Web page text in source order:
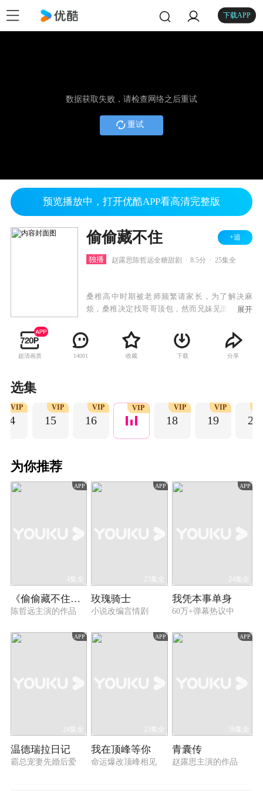
下载APP
数据获取失败，请检查网络之后重试
重试
预览播放中，打开优酷APP看高清完整版
偷偷藏不住 +追
独播 赵露思陈哲远全糖甜剧 8.5分 25集全
桑稚高中时期被老师频繁请家长，为了解决麻
烦，桑稚决定找哥哥顶包，然而兄妹见面就互怼
许，在桑稚的苦求要挟下，段嘉许帮桑稚去学校
见老师，两人因此结缘，段嘉许从此更是把桑稚
当成自己的亲妹妹爱护。随着段嘉许大学毕业，
嘉许一直以来的压力来源，她想要保护这个一直
对自己很好的大哥哥，重拾埋藏心底的暗恋。在
展开
超清画质 14001 收藏 下载 分享
选集
14
VIP
15
VIP
16
VIP VIP
18
VIP
19
VIP
20
为你推荐
APP
4集全
《偷偷藏不住》心动幕后特辑
陈哲远主演的作品
APP
23集全
玫瑰骑士
小说改编言情剧
APP
24集全
我凭本事单身
60万+弹幕热议中
APP
24集全
温德瑞拉日记
霸总宠妻先婚后爱
APP
23集全
我在顶峰等你
命运爆改顶峰相见
APP
36集全
青囊传
赵露思主演的作品